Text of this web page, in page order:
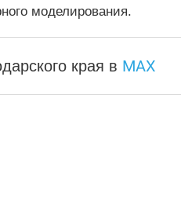
моделирования.
края в MAX